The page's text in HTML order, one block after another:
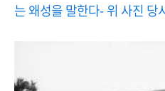
는 왜성을 말한다- 위 사진